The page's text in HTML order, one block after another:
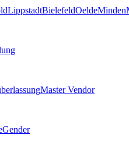
LippstadtBielefeldOeldeMinden
Master Vendor
Gender